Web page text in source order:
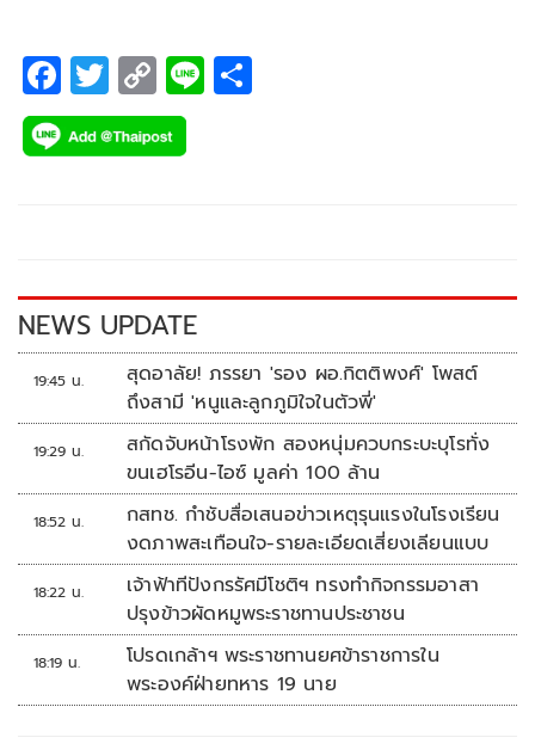
F
ac
e
k
T
wi
tt
C
o
p
k
Li
NEWS UPDATE
19:45 น.
สุดอาลัย! ภรรยา 'รอง ผอ.กิตติพงศ์' โพสต์
ถึงสามี 'หนูและลูกภูมิใจในตัวพี่'
19:29 น.
สกัดจับหน้าโรงพัก สองหนุ่มควบกระบะบุโรทั่ง
ขนเฮโรอีน-ไอซ์ มูลค่า 100 ล้าน
18:52 น.
กสทช. กำชับสื่อเสนอข่าวเหตุรุนแรงในโรงเรียน
งดภาพสะเทือนใจ-รายละเอียดเสี่ยงเลียนแบบ
18:22 น.
เจ้าฟ้าทีปังกรรัศมีโชติฯ ทรงทำกิจกรรมอาสา
ปรุงข้าวผัดหมูพระราชทานประชาชน
18:19 น.
โปรดเกล้าฯ พระราชทานยศข้าราชการใน
พระองค์ฝ่ายทหาร 19 นาย